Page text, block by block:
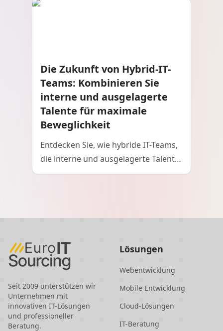
Die Zukunft von Hybrid-IT-
Teams: Kombinieren Sie
interne und ausgelagerte
Talente für maximale
Beweglichkeit
Entdecken Sie, wie hybride IT-Teams,
die interne und ausgelagerte Talente
kombinieren, Beweglichkeit,
Seit 2009 unterstützen wir
Unternehmen mit
innovativen IT-Lösungen
und professioneller
Beratung.
Lösungen
Webentwicklung
Mobile Entwicklung
Cloud-Lösungen
IT-Beratung